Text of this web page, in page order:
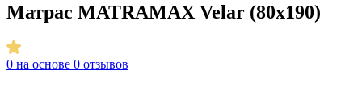
Матрас MATRAMAX Velar (80x190)
0 на основе 0 отзывов